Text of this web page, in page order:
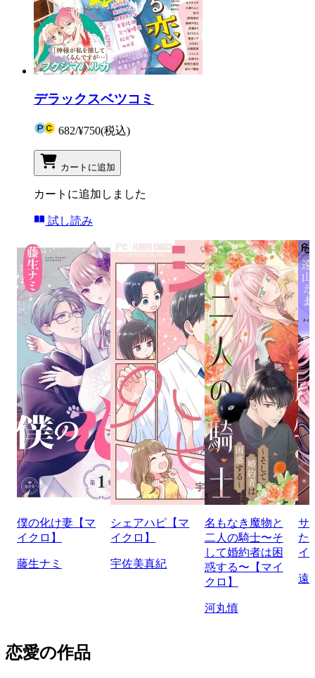
デラックスベツコミ
682/¥750(税込)
カートに追加
カートに追加しました
試し読み
僕の化け妻【マ
イクロ】
藤生ナミ
シェアハピ【マ
イクロ】
宇佐美真紀
名もなき魔物と
二人の騎士〜そ
して婚約者は困
惑する〜【マイ
クロ】
河丸慎
サ
た
イ
遠
恋愛の作品